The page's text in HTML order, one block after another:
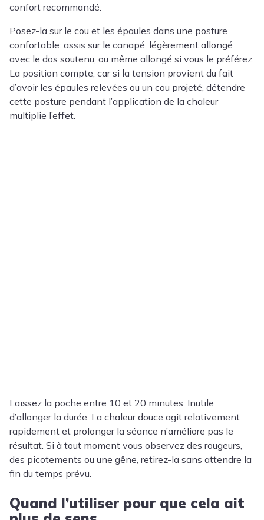
confort recommandé.
Posez-la sur le cou et les épaules dans une posture
confortable: assis sur le canapé, légèrement allongé
avec le dos soutenu, ou même allongé si vous le préférez.
La position compte, car si la tension provient du fait
d’avoir les épaules relevées ou un cou projeté, détendre
cette posture pendant l’application de la chaleur
multiplie l’effet.
Laissez la poche entre 10 et 20 minutes. Inutile
d’allonger la durée. La chaleur douce agit relativement
rapidement et prolonger la séance n’améliore pas le
résultat. Si à tout moment vous observez des rougeurs,
des picotements ou une gêne, retirez-la sans attendre la
fin du temps prévu.
Quand l’utiliser pour que cela ait